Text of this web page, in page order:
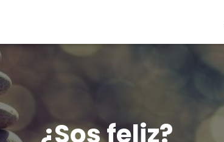
¿Sos feliz?